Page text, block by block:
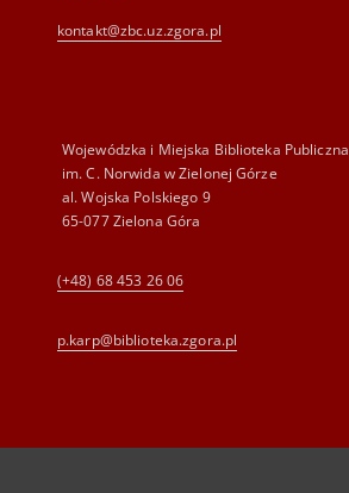
kontakt@zbc.uz.zgora.pl
Wojewódzka i Miejska Biblioteka Publiczna
im. C. Norwida w Zielonej Górze
al. Wojska Polskiego 9
65-077 Zielona Góra
(+48) 68 453 26 06
p.karp@biblioteka.zgora.pl